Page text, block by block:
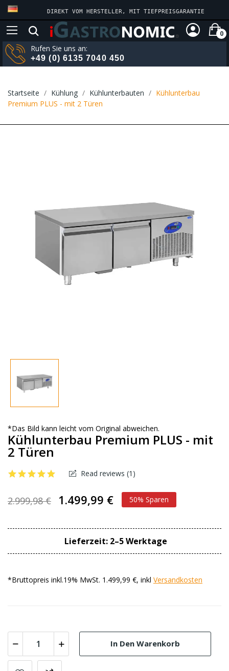
DIREKT VOM HERSTELLER, MIT TIEFPREISGARANTIE
0
Rufen Sie uns an:
+49 (0) 6135 7040 450
Startseite Kühlung Kühlunterbauten
Kühlunterbau
Premium PLUS - mit 2 Türen
*Das Bild kann leicht vom Original abweichen.
Kühlunterbau Premium PLUS - mit
2 Türen
Read reviews (1 )
2.999,98 € 1.499,99 € 50% Sparen
Lieferzeit: 2–5 Werktage
*Bruttopreis inkl.19% MwSt. 1.499,99 €, inkl Versandkosten
In Den Warenkorb